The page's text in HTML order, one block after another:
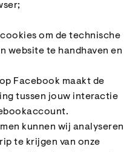
om de technische
website te handhaven en
Facebook maakt de
tussen jouw interactie
kunnen wij analyseren
te krijgen van onze